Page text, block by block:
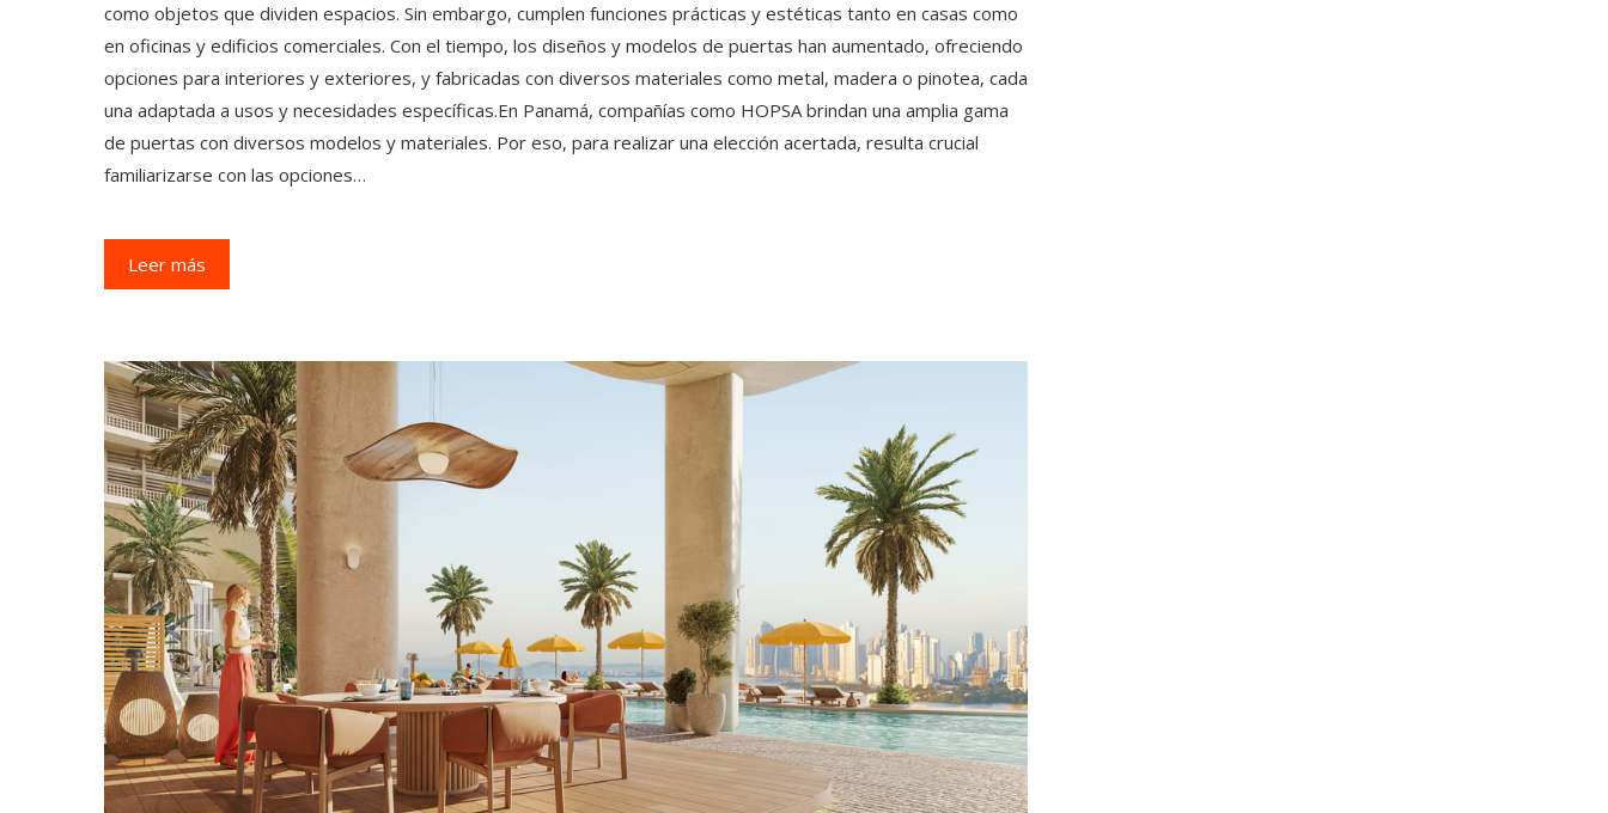
como objetos que dividen espacios. Sin embargo, cumplen funciones prácticas y estéticas tanto en casas como
en oficinas y edificios comerciales. Con el tiempo, los diseños y modelos de puertas han aumentado, ofreciendo
opciones para interiores y exteriores, y fabricadas con diversos materiales como metal, madera o pinotea, cada
una adaptada a usos y necesidades específicas.En Panamá, compañías como HOPSA brindan una amplia gama
de puertas con diversos modelos y materiales. Por eso, para realizar una elección acertada, resulta crucial
familiarizarse con las opciones…
Leer más